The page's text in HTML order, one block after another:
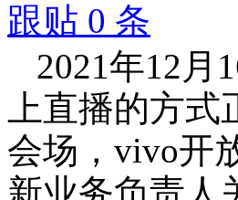
跟贴 0 条
2021年12月
上直播的方
会场，vivo开